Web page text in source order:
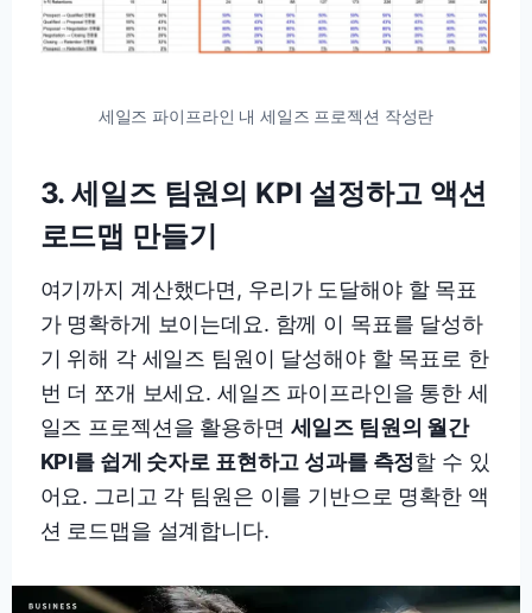
세일즈 파이프라인 내 세일즈 프로젝션 작성란
3.세일즈 팀원의 KPI 설정하고 액션
로드맵 만들기
여기까지 계산했다면, 우리가 도달해야 할 목표
가 명확하게 보이는데요. 함께 이 목표를 달성하
기 위해 각 세일즈 팀원이 달성해야 할 목표로 한
번 더 쪼개 보세요. 세일즈 파이프라인을 통한 세
일즈 프로젝션을 활용하면 세일즈 팀원의 월간
KPI를 쉽게 숫자로 표현하고 성과를 측정할 수 있
어요. 그리고 각 팀원은 이를 기반으로 명확한 액
션 로드맵을 설계합니다.